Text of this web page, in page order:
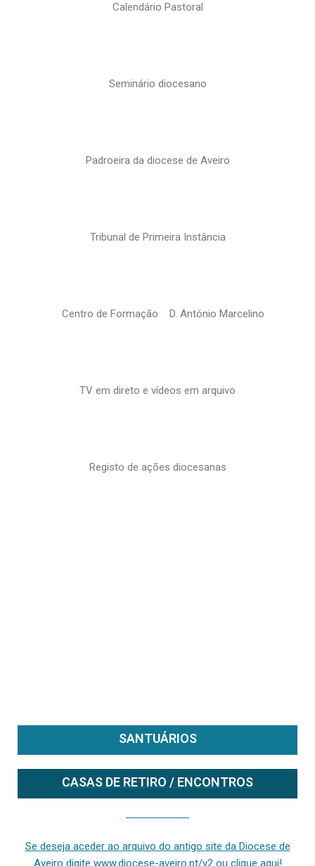
Calendário Pastoral
Seminário diocesano
Padroeira da diocese de Aveiro
Tribunal de Primeira Instância
Centro de Formação D. António Marcelino
TV em direto e vídeos em arquivo
Registo de ações diocesanas
SANTUÁRIOS
CASAS DE RETIRO / ENCONTROS
Se deseja aceder ao arquivo do antigo site da Diocese de
Aveiro digite www.diocese-aveiro.pt/v2 ou clique aqui!